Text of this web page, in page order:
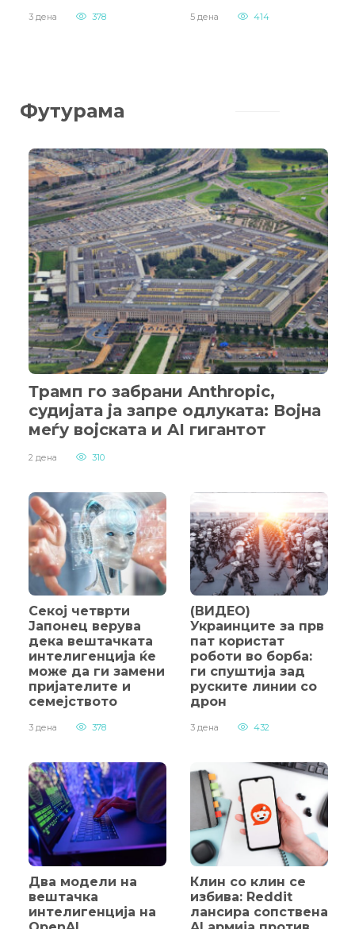
3 дена 378 5 дена 414
Футурама
Трамп го забрани Anthropic,
судијата ја запре одлуката: Војна
меѓу војската и AI гигантот
2 дена 310
Секој четврти
Јапонец верува
дека вештачката
интелигенција ќе
може да ги замени
пријателите и
семејството
3 дена 378
(ВИДЕО)
Украинците за прв
пат користат
роботи во борба:
ги спуштија зад
руските линии со
дрон
3 дена 432
Два модели на
вештачка
интелигенција на
Клин со клин се
избива: Reddit
лансира сопствена